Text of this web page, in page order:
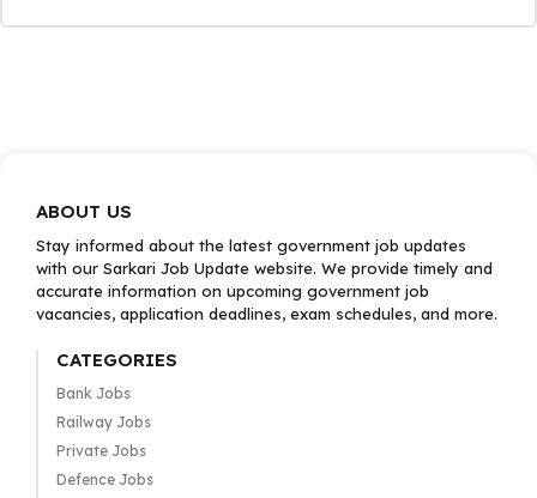
ABOUT US
Stay informed about the latest government job updates
with our Sarkari Job Update website. We provide timely and
accurate information on upcoming government job
vacancies, application deadlines, exam schedules, and more.
CATEGORIES
Bank Jobs
Railway Jobs
Private Jobs
Defence Jobs